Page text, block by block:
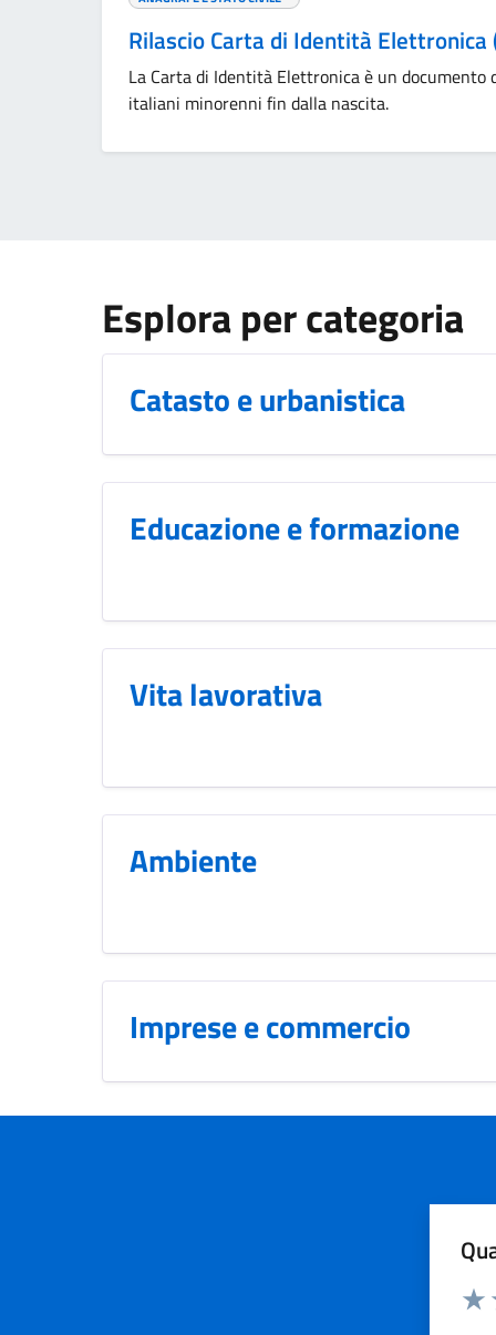
Rilascio Carta di Identità Elettronica
La Carta di Identità Elettronica è un
italiani minorenni fin dalla nascita.
Esplora per categoria
Catasto e urbanistica
Educazione e formazione
Vita lavorativa
Ambiente
Imprese e commercio